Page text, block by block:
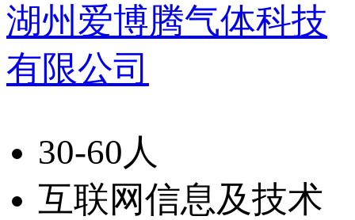
湖州爱博腾气体科技
有限公司
30-60人
互联网信息及技术